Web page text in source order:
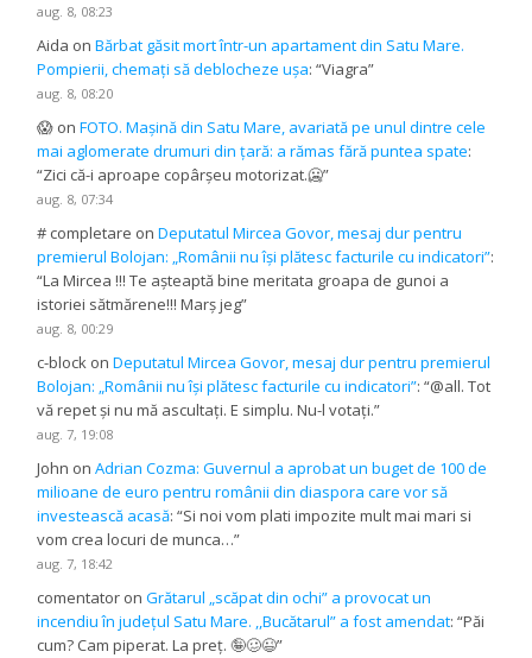
aug. 8, 08:23
Aida onBărbat găsit mort într-un apartament din Satu Mare.
Pompierii, chemați să deblocheze ușa: “Viagra”
aug. 8, 08:20
😱 onFOTO. Mașină din Satu Mare, avariată pe unul dintre cele
mai aglomerate drumuri din țară: a rămas fără puntea spate:
“Zici că-i aproape copârșeu motorizat.🥶”
aug. 8, 07:34
# completare onDeputatul Mircea Govor, mesaj dur pentru
premierul Bolojan: „Românii nu își plătesc facturile cu indicatori”:
“La Mircea !!! Te așteaptă bine meritata groapa de gunoi a
istoriei sătmărene!!! Marș jeg”
aug. 8, 00:29
c-block onDeputatul Mircea Govor, mesaj dur pentru premierul
Bolojan: „Românii nu își plătesc facturile cu indicatori”: “@all. Tot
vă repet și nu mă ascultați. E simplu. Nu-l votați.”
aug. 7, 19:08
John onAdrian Cozma: Guvernul a aprobat un buget de 100 de
milioane de euro pentru românii din diaspora care vor să
investească acasă: “Si noi vom plati impozite mult mai mari si
vom crea locuri de munca…”
aug. 7, 18:42
comentator onGrătarul „scăpat din ochi” a provocat un
incendiu în județul Satu Mare. ,,Bucătarul” a fost amendat: “Păi
cum? Cam piperat. La preț. 🤪🥴😉”